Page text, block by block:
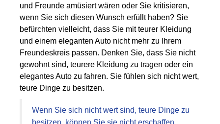
und Freunde amüsiert wären oder Sie kritisieren,
wenn Sie sich diesen Wunsch erfüllt haben? Sie
befürchten vielleicht, dass Sie mit teurer Kleidung
und einem eleganten Auto nicht mehr zu Ihrem
Freundeskreis passen. Denken Sie, dass Sie nicht
gewohnt sind, teurere Kleidung zu tragen oder ein
elegantes Auto zu fahren. Sie fühlen sich nicht wert,
teure Dinge zu besitzen.
Wenn Sie sich nicht wert sind, teure Dinge zu
besitzen, können Sie sie nicht erschaffen.